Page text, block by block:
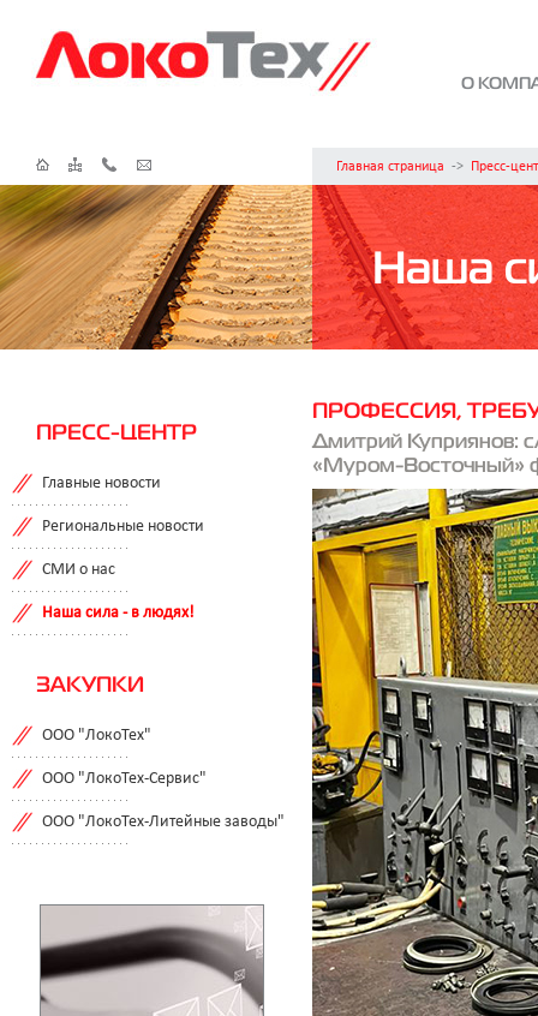
О
Главная страница -> Пресс-
Наша
ПРЕСС-ЦЕНТР
Главные новости
Региональные новости
СМИ о нас
Наша сила - в людях!
ЗАКУПКИ
ООО "ЛокоТех"
ООО "ЛокоТех-Сервис"
ООО "ЛокоТех-Литейные заводы"
ПРОФЕССИЯ,
Дмитрий Куприянов:
«Муром-Восточный»